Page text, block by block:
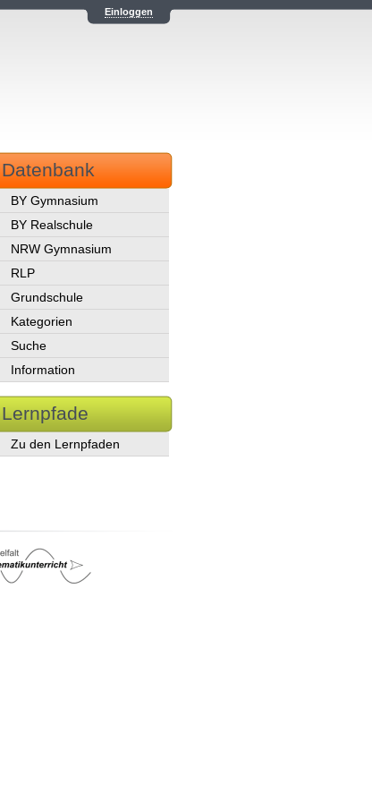
Einloggen
Datenbank
BY Gymnasium
BY Realschule
NRW Gymnasium
RLP
Grundschule
Kategorien
Suche
Information
Lernpfade
Zu den Lernpfaden